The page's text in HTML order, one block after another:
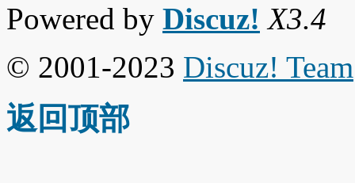
Powered by Discuz! X3.4
© 2001-2023 Discuz! Team
返回顶部